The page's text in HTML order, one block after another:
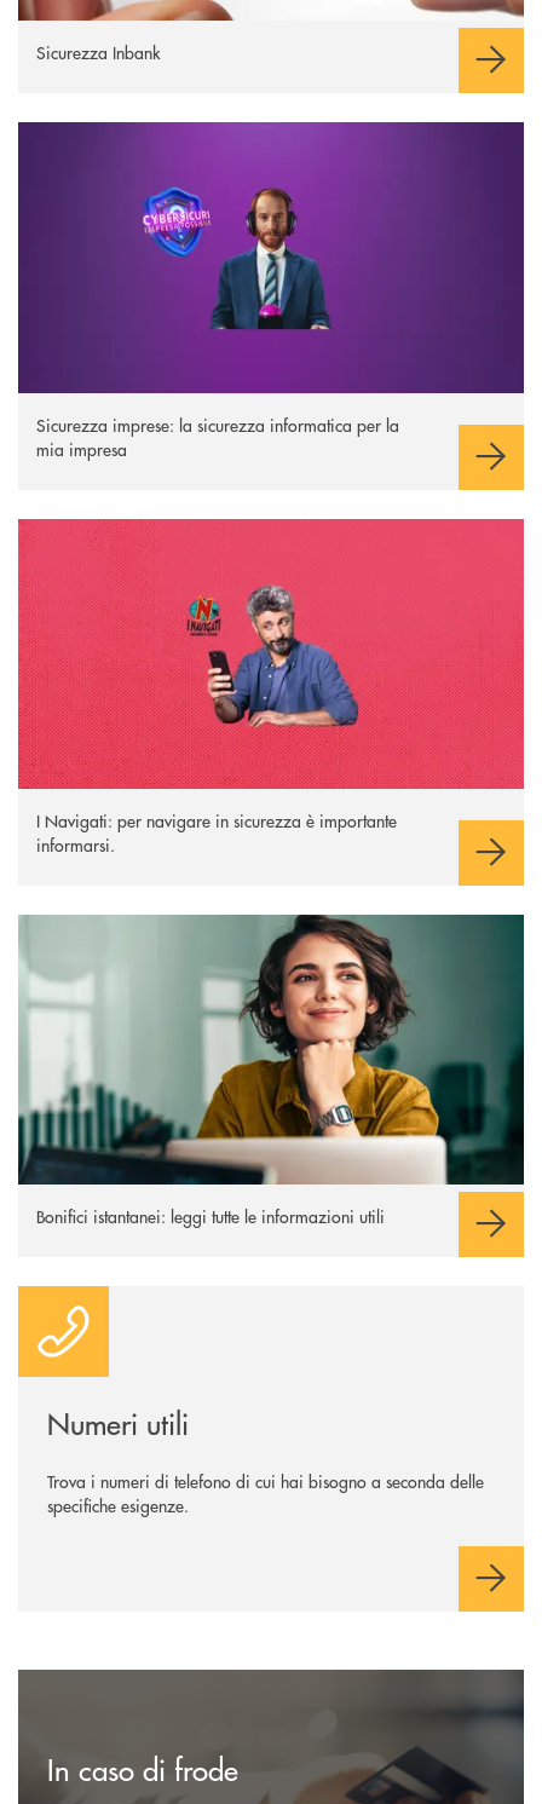
Sicurezza Inbank
Sicurezza imprese: la sicurezza informatica per la
mia impresa
I Navigati
I Navigati: per navigare in sicurezza è importante
informarsi.
Bonifici istantanei: leggi tutte le informazioni utili
Numeri utili
Trova i numeri di telefono di cui hai bisogno a seconda delle
specifiche esigenze.
In caso di frode